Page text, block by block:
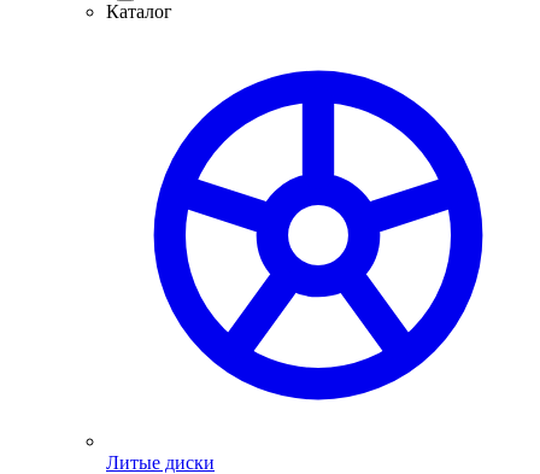
Каталог
Литые диски